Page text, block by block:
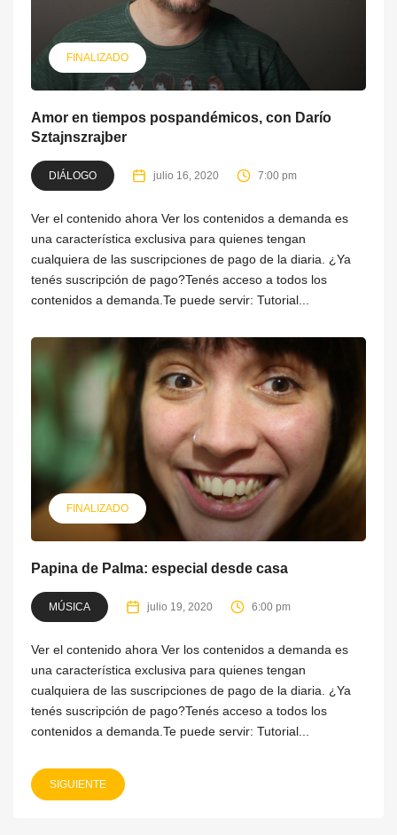
FINALIZADO
Amor en tiempos pospandémicos, con Darío
Sztajnszrajber
DIÁLOGO julio 16, 2020 7:00 pm
Ver el contenido ahora Ver los contenidos a demanda es
una característica exclusiva para quienes tengan
cualquiera de las suscripciones de pago de la diaria. ¿Ya
tenés suscripción de pago?Tenés acceso a todos los
contenidos a demanda.Te puede servir: Tutorial...
FINALIZADO
Papina de Palma: especial desde casa
MÚSICA julio 19, 2020 6:00 pm
Ver el contenido ahora Ver los contenidos a demanda es
una característica exclusiva para quienes tengan
cualquiera de las suscripciones de pago de la diaria. ¿Ya
tenés suscripción de pago?Tenés acceso a todos los
contenidos a demanda.Te puede servir: Tutorial...
SIGUIENTE